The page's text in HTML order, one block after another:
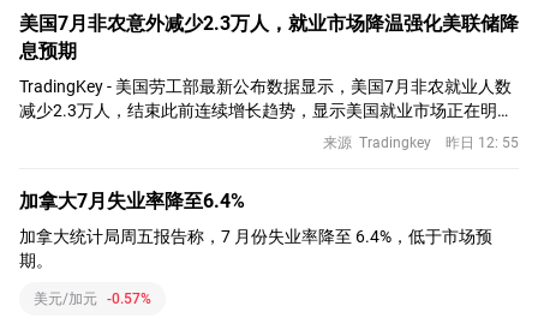
美国7月非农意外减少2.3万人，就业市场降温强化美联储降
息预期
TradingKey - 美国劳工部最新公布数据显示，美国7月非农就业人数
减少2.3万人，结束此前连续增长趋势，显示美国就业市场正在明显
降温。与此同时，7月失业率从6月的4.2%降至4.1%，但主要受到劳
动参与变化影响，并未完全反映就业需求改善。从行业表现来看，7
育和零售行业就业出现下降，拖累整体非农数据表现。此前6月非农
就业仅增加5.7万
来源 Tradingkey 昨日 12: 55
加拿大7月失业率降至6.4%
加拿大统计局周五报告称，7 月份失业率降至 6.4%，低于市场预
期。
美元/加元 -0.57%